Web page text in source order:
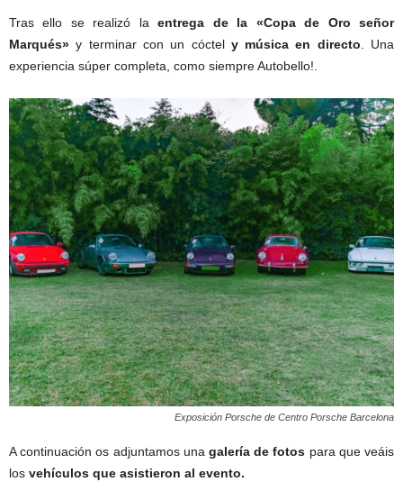
Tras ello se realizó la entrega de la «Copa de Oro señor
Marqués» y terminar con un cóctely música en directo . Una
experiencia súper completa, como siempre Autobello!.
Exposición Porsche de Centro Porsche Barcelona
A continuación os adjuntamos una galería de fotos para que veáis
los vehículos que asistieron al evento.